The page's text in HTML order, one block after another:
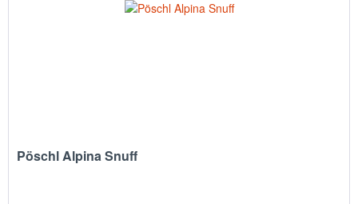
Pöschl Alpina Snuff